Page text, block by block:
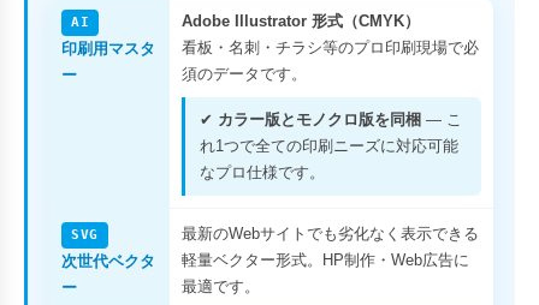
AI
印刷用マスタ
ー
Adobe Illustrator 形式（CMYK）
看板・名刺・チラシ等のプロ印刷現場で必
須のデータです。
✔ カラー版とモノクロ版を同梱 — こ
れ1つで全ての印刷ニーズに対応可能
なプロ仕様です。
SVG
次世代ベクタ
ー
最新のWebサイトでも劣化なく表示できる
軽量ベクター形式。HP制作・Web広告に
最適です。